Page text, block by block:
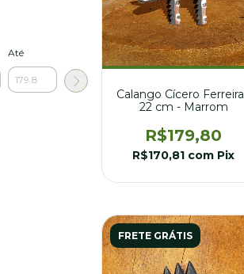
Até
Calango Cícero
22 cm - Marrom
R$179,80
R$170,81 com Pix
FRETE GRÁTIS